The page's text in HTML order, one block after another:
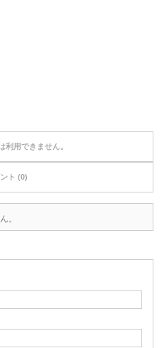
利用できません。
ト (0)
。